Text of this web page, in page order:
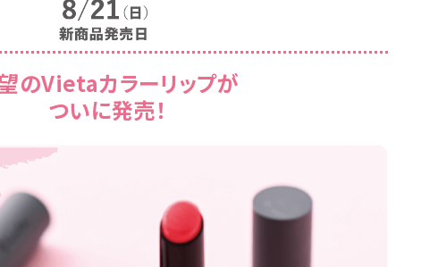
のVietaカラーリップが
ついに発売！